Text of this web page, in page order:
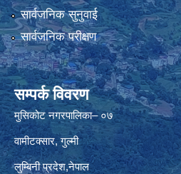
सार्वजनिक सुनुवाई
सार्वजनिक परीक्षण
सम्पर्क विवरण
मुसिकोट नगरपालिका– ०७
वामीटक्सार, गुल्मी
लुम्बिनी प्रदेश,नेपाल